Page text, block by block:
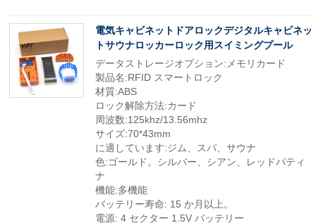
電気キャビネットドアロックデジタルキャビネッ
トサウナロッカーロック用スイミングプール
データストレージオプション:メモリカード
製品名:RFID スマートロック
材質:ABS
ロック解除方法:カード
周波数:125khz/13.56mhz
サイズ:70*43mm
に適しています:ジム、スパ、サウナ
色:ゴールド。シルバー、シアン、レッドパティ
ナ
機能:多機能
バッテリー寿命: 15 か月以上。
電源: 4 セクター 1.5V バッテリー